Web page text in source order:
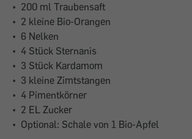
• 200 ml Traubensaft
• 2 kleine Bio-Orangen
• 6 Nelken
• 4 Stück Sternanis
• 3 Stück Kardamom
• 3 kleine Zimtstangen
• 4 Pimentkörner
• 2 EL Zucker
• Optional: Schale von 1 Bio-Apfel